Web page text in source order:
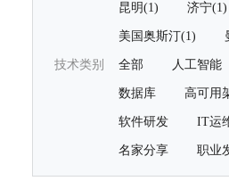
昆明(1) 济宁(1)
美国奥斯汀(1)
技术类别 全部 人工智能
数据库 高可用
软件研发 IT运
名家分享 职业